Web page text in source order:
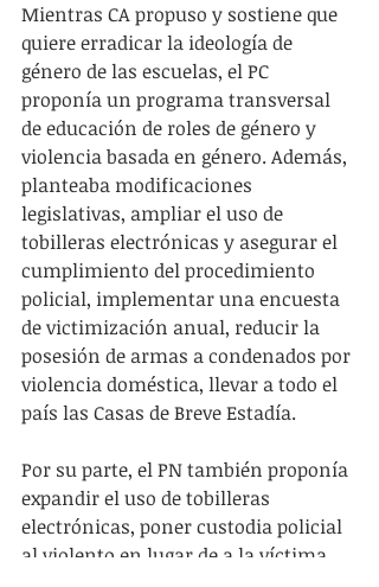
Mientras CA propuso y sostiene que
quiere erradicar la ideología de
género de las escuelas, el PC
proponía un programa transversal
de educación de roles de género y
violencia basada en género. Además,
planteaba modificaciones
legislativas, ampliar el uso de
tobilleras electrónicas y asegurar el
cumplimiento del procedimiento
policial, implementar una encuesta
de victimización anual, reducir la
posesión de armas a condenados por
violencia doméstica, llevar a todo el
país las Casas de Breve Estadía.
Por su parte, el PN también proponía
expandir el uso de tobilleras
electrónicas, poner custodia policial
al violento en lugar de a la víctima,